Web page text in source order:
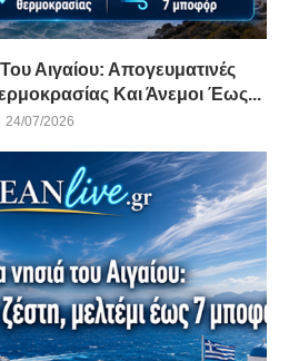
Αιγαίου: Απογευματινές
Και Άνεμοι Έως...
24/07/2026